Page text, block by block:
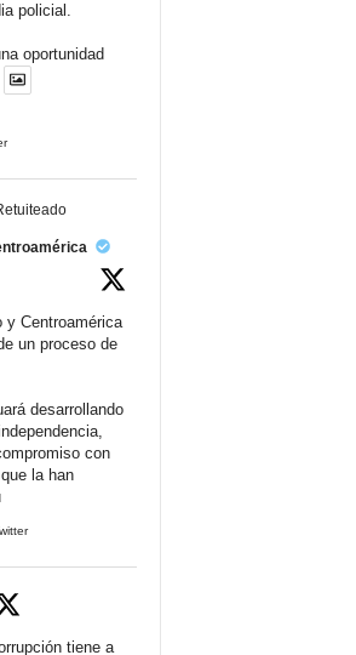
policial.
oportunidad
y Centroamérica
un proceso de
desarrollando
con
la han
tiene a